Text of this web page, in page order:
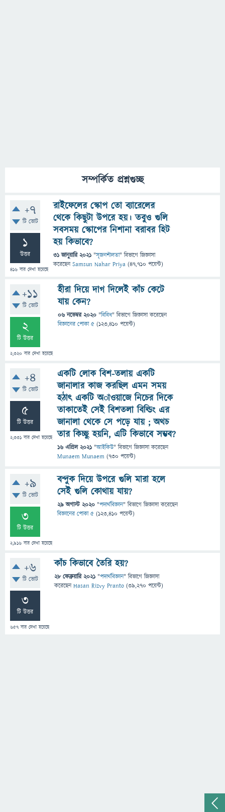
সম্পর্কিত প্রশ্নগুচ্ছ
+7
টি ভোট
1
উত্তর
416 বার দেখা হয়েছে
রাইফেলের স্কোপ তো ব্যারেলের
থেকে কিছুটা উপরে হয়। তবুও গুলি
সবসময় স্কোপের নিশানা বরাবর হিট
হয় কিভাবে?
31 জানুয়ারি 2021 "সৃজনশীলতা" বিভাগে জিজ্ঞাসা
করেছেনSamsun Nahar Priya (47,710 পয়েন্ট)
+11
টি ভোট
2
টি উত্তর
2,320 বার দেখা হয়েছে
হীরা দিয়ে দাগ দিলেই কাঁচ কেটে
যায় কেন?
06 নভেম্বর 2020 "বিবিধ" বিভাগে জিজ্ঞাসাকরেছেন
বিজ্ঞানের পোকা ৫ (123,410 পয়েন্ট)
+4
টি ভোট
5
টি উত্তর
2,331 বার দেখা হয়েছে
একটি লোক বিশ-তলায় একটি
জানালার কাজ করছিল এমন সময়
হঠাৎ একটি অাওয়াজে নিচের দিকে
তাকাতেই সেই বিশতলা বিল্ডিং এর
জানালা থেকে সে পড়ে যায় ; অথচ
তার কিচ্ছু হয়নি, এটি কিভাবে সম্ভব?
16 এপ্রিল 2021 "আইকিউ" বিভাগে জিজ্ঞাসাকরেছেন
Munaem Munaem (730 পয়েন্ট)
+9
টি ভোট
3
টি উত্তর
2,916 বার দেখা হয়েছে
বন্দুক দিয়ে উপরে গুলি মারা হলে
সেই গুলি কোথায় যায়?
29 অগাস্ট 2020 "পদার্থবিজ্ঞান" বিভাগে জিজ্ঞাসাকরেছেন
বিজ্ঞানের পোকা ৫ (123,410 পয়েন্ট)
+6
টি ভোট
3
টি উত্তর
657 বার দেখা হয়েছে
কাঁচ কিভাবে তৈরি হয়?
28 ফেব্রুয়ারি 2021 "পদার্থবিজ্ঞান" বিভাগে জিজ্ঞাসা
করেছেনHasan Rizvy Pranto (39,270 পয়েন্ট)